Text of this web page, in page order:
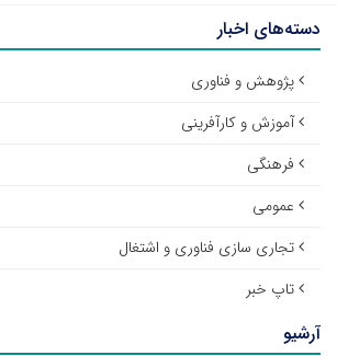
دسته‌های اخبار
پژوهش و فناوری
آموزش و کارآفرینی
فرهنگی
عمومی
تجاری سازی فناوری و اشتغال
تاپ خبر
آرشیو